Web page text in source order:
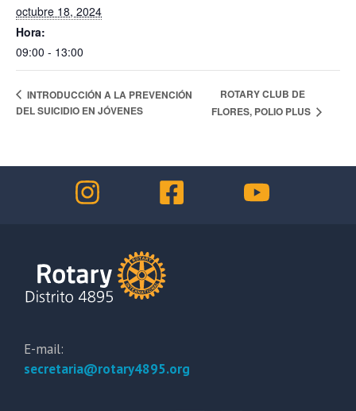
octubre 18, 2024
Hora:
09:00 - 13:00
INTRODUCCIÓN A LA PREVENCIÓN
DEL SUICIDIO EN JÓVENES
ROTARY CLUB DE
FLORES, POLIO PLUS
E-mail:
secretaria@rotary4895.org